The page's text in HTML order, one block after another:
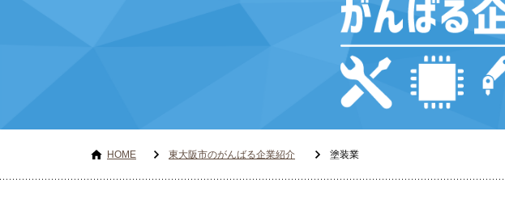
HOME 東大阪市のがんばる企業紹介 塗装業